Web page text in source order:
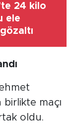
24 kilo
ele
maçı
oldu.